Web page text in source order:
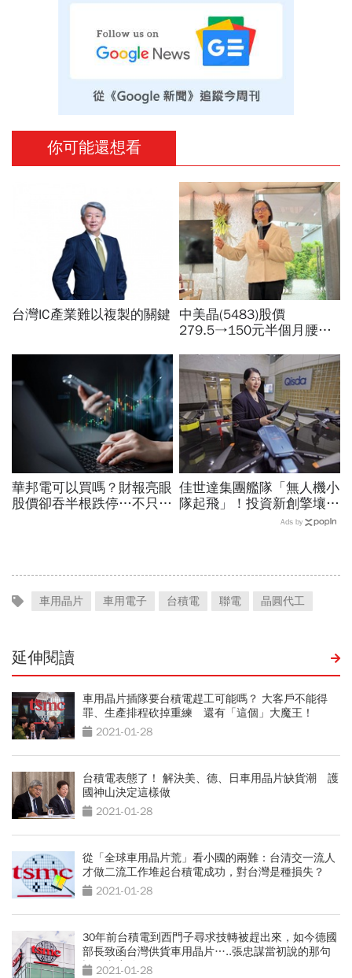
你可能還想看
台灣IC產業難以複製的關鍵
中美晶(5483)股價
279.5→150元半個月腰
績、罕見抱屈自家股票：真
的被低估了
華邦電可以買嗎？財報亮眼
股價卻吞半根跌停…不只外
佳世達集團艦隊「無人機小
隊起飛」！投資新創擎壤、
翔隆，總座親督軍養大精
Ads by
車用晶片 車用電子 台積電 聯電 晶圓代工
延伸閱讀
車用晶片插隊要台積電趕工可能嗎？ 大客戶不能得
罪、生產排程砍掉重練 還有「這個」大魔王！
2021-01-28
台積電表態了！ 解決美、德、日車用晶片缺貨潮 護
國神山決定這樣做
2021-01-28
從「全球車用晶片荒」看小國的兩難：台清交一流人
才做二流工作堆起台積電成功，對台灣是種損失？
2021-01-28
30年前台積電到西門子尋求技轉被趕出來，如今德國
部長致函台灣供貨車用晶片…..張忠謀當初說的那句
話果真應驗了！
2021-01-28